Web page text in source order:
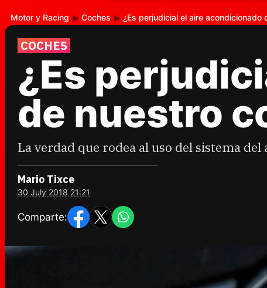
Motor y Racing Coches ¿Es perjudicial el aire acondicionado
COCHES
¿Es
de nuestro
La verdad que rodea al uso del sistema
Mario Tixce
30 July 2018 21:21
Comparte: